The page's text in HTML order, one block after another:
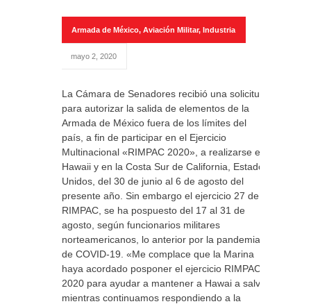
Armada de México, Aviación Militar, Industria
mayo 2, 2020
La Cámara de Senadores recibió una solicitud
para autorizar la salida de elementos de la
Armada de México fuera de los límites del
país, a fin de participar en el Ejercicio
Multinacional «RIMPAC 2020», a realizarse en
Hawaii y en la Costa Sur de California, Estados
Unidos, del 30 de junio al 6 de agosto del
presente año. Sin embargo el ejercicio 27 de
RIMPAC, se ha pospuesto del 17 al 31 de
agosto, según funcionarios militares
norteamericanos, lo anterior por la pandemia
de COVID-19. «Me complace que la Marina
haya acordado posponer el ejercicio RIMPAC
2020 para ayudar a mantener a Hawai a salvo
mientras continuamos respondiendo a la